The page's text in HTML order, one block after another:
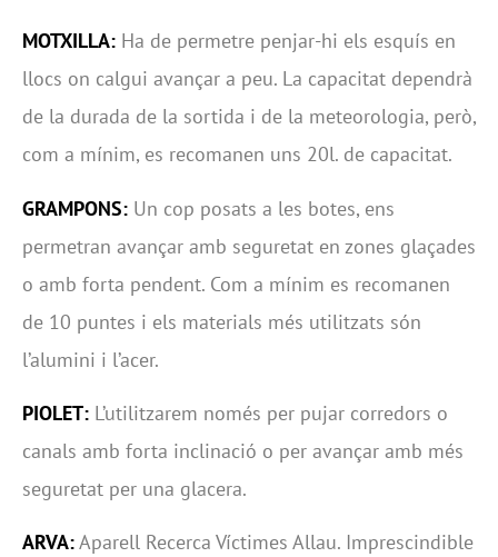
MOTXILLA: Ha de permetre penjar-hi els esquís en
llocs on calgui avançar a peu. La capacitat dependrà
de la durada de la sortida i de la meteorologia, però,
com a mínim, es recomanen uns 20l. de capacitat.
GRAMPONS: Un cop posats a les botes, ens
permetran avançar amb seguretat en zones glaçades
o amb forta pendent. Com a mínim es recomanen
de 10 puntes i els materials més utilitzats són
l’alumini i l’acer.
PIOLET: L’utilitzarem només per pujar corredors o
canals amb forta inclinació o per avançar amb més
seguretat per una glacera.
ARVA:Aparell Recerca Víctimes Allau. Imprescindible